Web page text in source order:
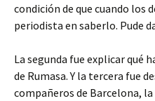
condición de que cuando los
periodista en saberlo. Pude
La segunda fue explicar qué
de Rumasa. Y la tercera fue
compañeros de Barcelona,